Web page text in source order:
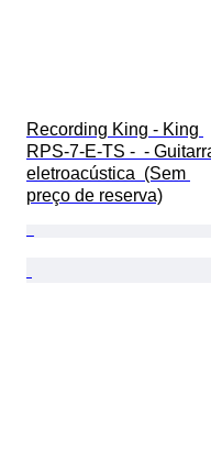
Recording King - King
RPS-7-E-TS -  -
eletroacústica  (Sem
preço de reserva)